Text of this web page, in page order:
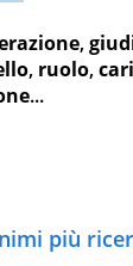
,
, ruolo,
...
più